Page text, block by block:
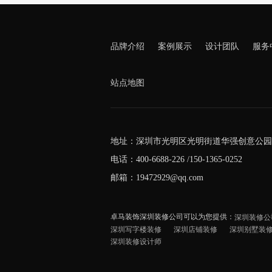
品牌介绍 案例展示 设计团队 服务
站点地图
地址：深圳市光明区光明街道华强创意公
电话：400-6688-226 /150-1365-0252
邮箱：19472929@qq.com
卓马装饰深圳装修公司可以为您提供： 深圳装修
深圳写字楼装修
深圳店铺装修
深圳别墅装
深圳装修设计师